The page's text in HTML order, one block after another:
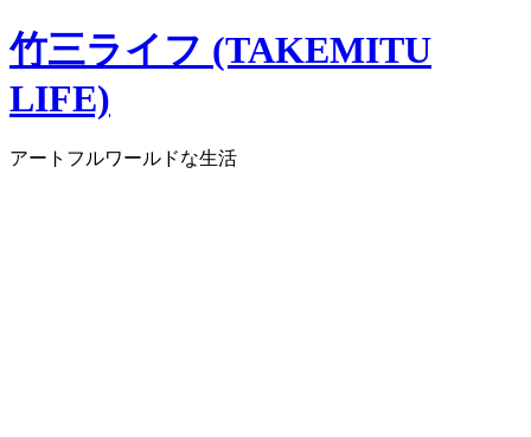
コ
ン
テ
ン
へ
竹三ライフ (TAKEMITU
LIFE)
アートフルワールドな生活